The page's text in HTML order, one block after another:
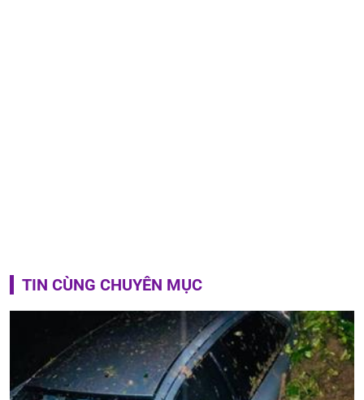
TIN CÙNG CHUYÊN MỤC